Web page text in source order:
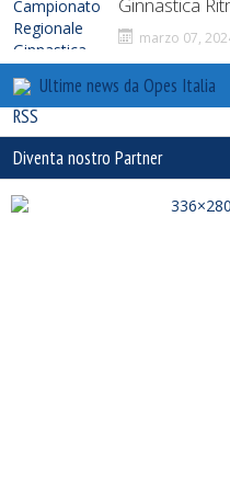
marzo 07,
Ultime news da Opes Italia
Diventa nostro Partner